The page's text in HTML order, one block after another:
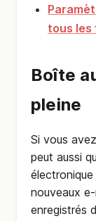
tous les
Boîte
pleine
Si vous
peut aussi
nouveaux
enregistrés